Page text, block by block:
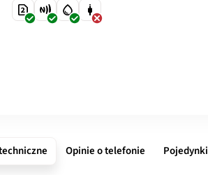
Opinie o telefonie Pojedynki